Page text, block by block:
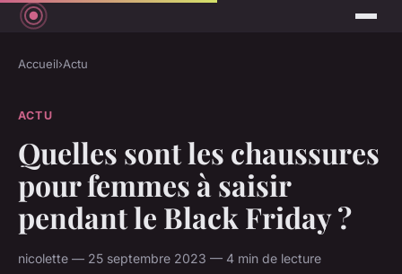
Accueil›Actu
ACTU
Quelles sont les chaussures
pour femmes à saisir
pendant le Black Friday ?
nicolette — 25 septembre 2023 — 4 min de lecture